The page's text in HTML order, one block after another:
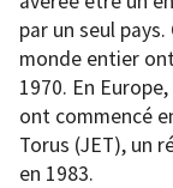
par un seul
monde entier
1970. En
ont commencé
Torus (JET), un
en 1983.